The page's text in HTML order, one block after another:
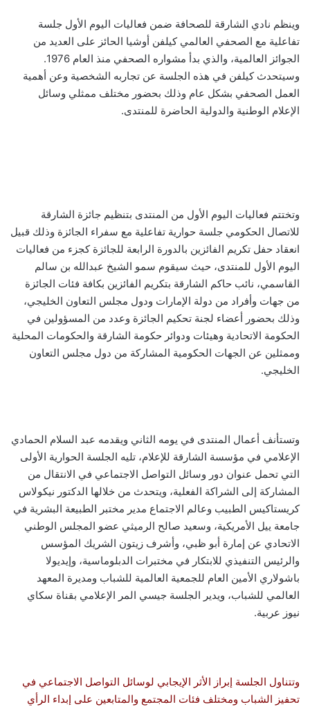
وينظم نادي الشارقة للصحافة ضمن فعاليات اليوم الأول جلسة
تفاعلية مع الصحفي العالمي كيلفن أوشيا الحائز على العديد من
الجوائز العالمية، والذي بدأ مشواره الصحفي منذ العام 1976.
وسيتحدث كيلفن في هذه الجلسة عن تجاربه الشخصية وعن أهمية
العمل الصحفي بشكل عام وذلك بحضور مختلف ممثلي وسائل
الإعلام الوطنية والدولية الحاضرة للمنتدى.
وتختتم فعاليات اليوم الأول من المنتدى بتنظيم جائزة الشارقة
للاتصال الحكومي جلسة حوارية تفاعلية مع سفراء الجائزة وذلك قبيل
انعقاد حفل تكريم الفائزين بالدورة الرابعة للجائزة كجزء من فعاليات
اليوم الأول للمنتدى، حيث سيقوم سمو الشيخ عبدالله بن سالم
القاسمي، نائب حاكم الشارقة بتكريم الفائزين بكافة فئات الجائزة
من جهات وأفراد من دولة الإمارات ودول مجلس التعاون الخليجي،
وذلك بحضور أعضاء لجنة تحكيم الجائزة وعدد من المسؤولين في
الحكومة الاتحادية وهيئات ودوائر حكومة الشارقة والحكومات المحلية
وممثلين عن الجهات الحكومية المشاركة من دول مجلس التعاون
الخليجي.
وتستأنف أعمال المنتدى في يومه الثاني ويقدمه عبد السلام الحمادي
الإعلامي في مؤسسة الشارقة للإعلام، تليه الجلسة الحوارية الأولى
التي تحمل عنوان دور وسائل التواصل الاجتماعي في الانتقال من
المشاركة إلى الشراكة الفعلية، ويتحدث من خلالها الدكتور نيكولاس
كريستاكيس الطبيب وعالم الاجتماع مدير مختبر الطبيعة البشرية في
جامعة ييل الأمريكية، وسعيد صالح الرميثي عضو المجلس الوطني
الاتحادي عن إمارة أبو ظبي، وأشرف زيتون الشريك المؤسس
والرئيس التنفيذي للابتكار في مختبرات الدبلوماسية، وإيديولا
باشولاري الأمين العام للجمعية العالمية للشباب ومديرة المعهد
العالمي للشباب، ويدير الجلسة جيسي المر الإعلامي بقناة سكاي
نيوز عربية.
وتتناول الجلسة إبراز الأثر الإيجابي لوسائل التواصل الاجتماعي في
تحفيز الشباب ومختلف فئات المجتمع والمتابعين على إبداء الرأي